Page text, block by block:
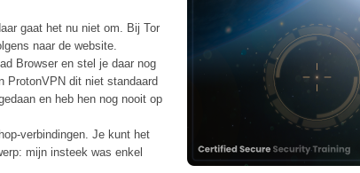
gaat het nu niet om. Bij Tor
naar de website.
Browser en stel je daar nog
ProtonVPN dit niet standaard
en heb hen nog nooit op
verbindingen. Je kunt het
mijn insteek was enkel